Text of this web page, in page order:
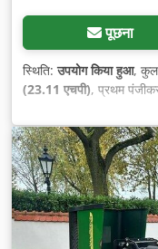
पूछना
स्थिति:उपयोग किया हुआ, कुल
(23.11 एचपी), प्रथम
की संख्या:4, संचालन के घंटे:
ड्राइव,